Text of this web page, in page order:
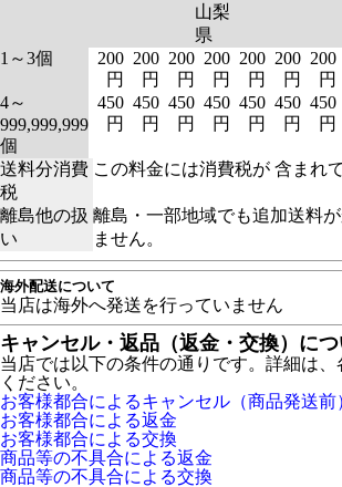
山梨
県
1～3個
200
円
200
円
200
円
200
円
200
円
200
円
200
円
4～
999,999,999
個
450
円
450
円
450
円
450
円
450
円
450
円
450
円
送料分消費
税
この料金には消費税が 含まれ
離島他の扱
い
離島・一部地域でも追加送料
ません。
海外配送について
当店は海外へ発送を行っていません
キャンセル・返品（返金・交換）に
当店では以下の条件の通りです。詳細は
ください。
お客様都合によるキャンセル（商品発送前
お客様都合による返金
お客様都合による交換
商品等の不具合による返金
商品等の不具合による交換